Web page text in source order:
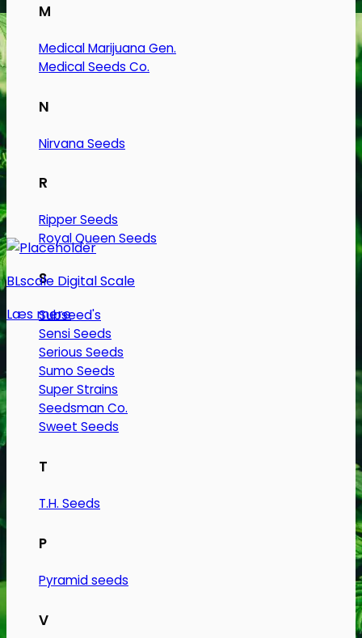
M
Medical Marijuana Gen.
Medical Seeds Co.
N
Nirvana Seeds
R
Ripper Seeds
Royal Queen Seeds
S
Subseed's
Sensi Seeds
Serious Seeds
Sumo Seeds
Super Strains
Seedsman Co.
Sweet Seeds
T
T.H. Seeds
P
Pyramid seeds
V
BLscale Digital Scale
Læs mere